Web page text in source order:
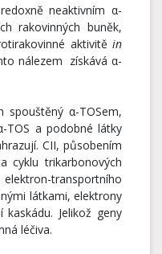
neaktivním α-
rakovinných buněk,
aktivitě in
nálezem získává α-
α-TOSem,
TOS a podobné látky
CII, působením
cyklu trikarbonových
transportního
látkami, elektrony
Jelikož geny
léčiva.